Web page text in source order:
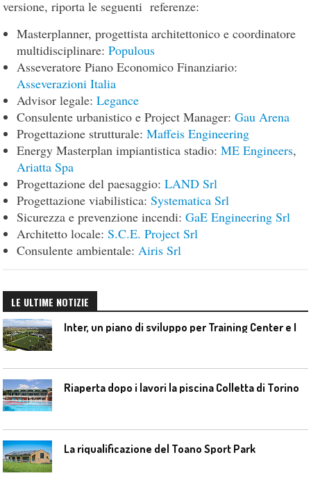
versione, riporta le seguenti referenze:
Masterplanner, progettista architettonico e coordinatore
multidisciplinare:Populous
Asseveratore Piano Economico Finanziario:
Asseverazioni Italia
Advisor legale:Legance
Consulente urbanistico e Project Manager:Gau Arena
Progettazione strutturale:Maffeis Engineering
Energy Masterplan impiantistica stadio:ME Engineers,
Ariatta Spa
Progettazione del paesaggio:LAND Srl
Progettazione viabilistica:Systematica Srl
Sicurezza e prevenzione incendi:GaE Engineering Srl
Architetto locale:S.C.E. Project Srl
Consulente ambientale:Airis Srl
LE ULTIME NOTIZIE
Riaperta dopo i lavori la piscina Colletta di Torino
La riqualificazione del Toano Sport Park